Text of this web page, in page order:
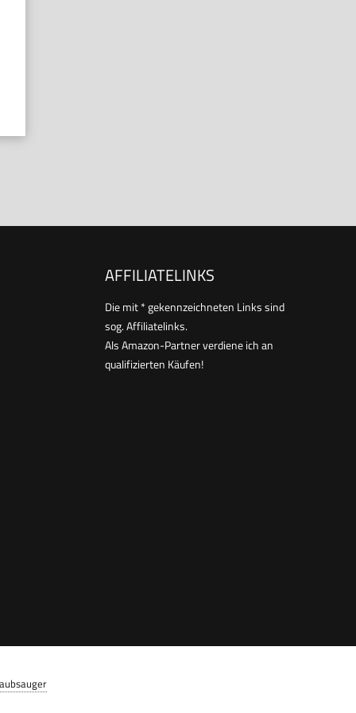
AFFILIATELINKS
Die mit * gekennzeichneten Links sind
sog. Affiliatelinks.
Als Amazon-Partner verdiene ich an
qualifizierten Käufen!